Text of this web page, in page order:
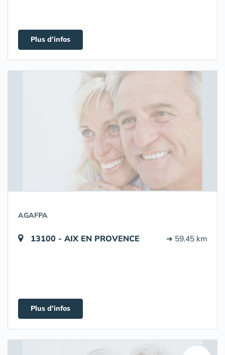
Plus d'infos
AGAFPA
13100 - AIX EN PROVENCE ➔ 59.45 km
Plus d'infos